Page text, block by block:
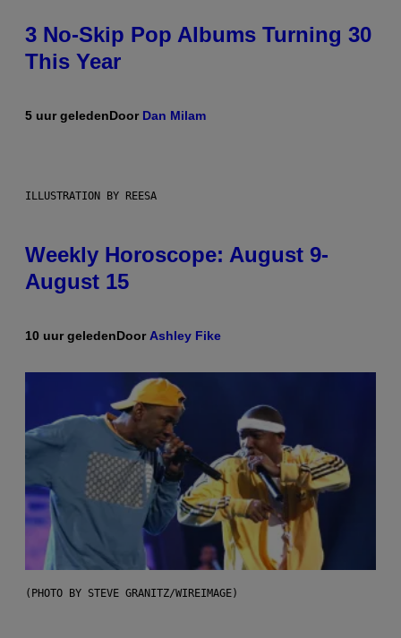
3 No-Skip Pop Albums Turning 30
This Year
5 uur geledenDoor Dan Milam
ILLUSTRATION BY REESA
Weekly Horoscope: August 9-
August 15
10 uur geledenDoor Ashley Fike
(PHOTO BY STEVE GRANITZ/WIREIMAGE)